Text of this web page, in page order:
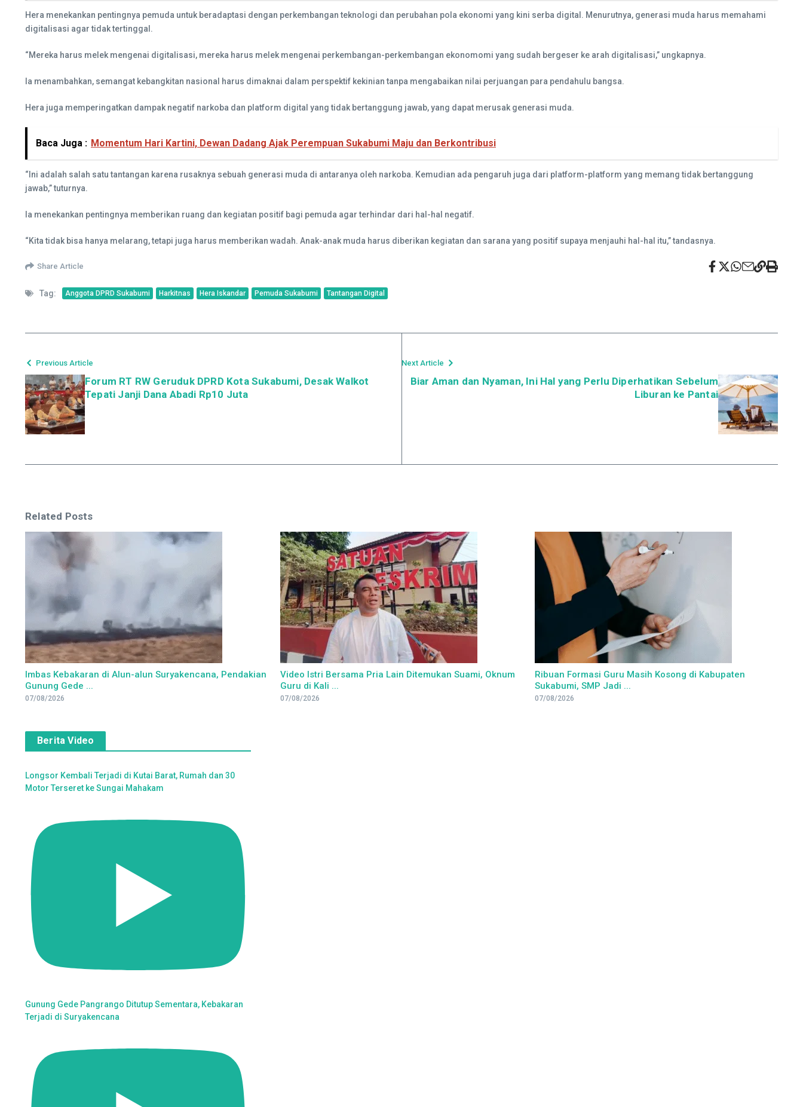
Hera menekankan pentingnya pemuda untuk beradaptasi dengan perkembangan teknologi dan perubahan pola ekonomi yang kini serba digital. Menurutnya, generasi muda harus memahami
digitalisasi agar tidak tertinggal.
“Mereka harus melek mengenai digitalisasi, mereka harus melek mengenai perkembangan-perkembangan ekonomomi yang sudah bergeser ke arah digitalisasi,” ungkapnya.
Ia menambahkan, semangat kebangkitan nasional harus dimaknai dalam perspektif kekinian tanpa mengabaikan nilai perjuangan para pendahulu bangsa.
Hera juga memperingatkan dampak negatif narkoba dan platform digital yang tidak bertanggung jawab, yang dapat merusak generasi muda.
Baca Juga : Momentum Hari Kartini, Dewan Dadang Ajak Perempuan Sukabumi Maju dan Berkontribusi
“Ini adalah salah satu tantangan karena rusaknya sebuah generasi muda di antaranya oleh narkoba. Kemudian ada pengaruh juga dari platform-platform yang memang tidak bertanggung
jawab,” tuturnya.
Ia menekankan pentingnya memberikan ruang dan kegiatan positif bagi pemuda agar terhindar dari hal-hal negatif.
“Kita tidak bisa hanya melarang, tetapi juga harus memberikan wadah. Anak-anak muda harus diberikan kegiatan dan sarana yang positif supaya menjauhi hal-hal itu,” tandasnya.
Share Article
Tag: Anggota DPRD Sukabumi Harkitnas Hera Iskandar Pemuda Sukabumi Tantangan Digital
Previous Article
Forum RT RW Geruduk DPRD Kota Sukabumi, Desak Walkot
Tepati Janji Dana Abadi Rp10 Juta
Next Article
Biar Aman dan Nyaman, Ini Hal yang Perlu Diperhatikan Sebelum
Liburan ke Pantai
Related Posts
Imbas Kebakaran di Alun-alun Suryakencana, Pendakian
Gunung Gede ...
07/08/2026
Video Istri Bersama Pria Lain Ditemukan Suami, Oknum
Guru di Kali ...
07/08/2026
Ribuan Formasi Guru Masih Kosong di Kabupaten
Sukabumi, SMP Jadi ...
07/08/2026
Berita Video
Longsor Kembali Terjadi di Kutai Barat, Rumah dan 30
Motor Terseret ke Sungai Mahakam
Gunung Gede Pangrango Ditutup Sementara, Kebakaran
Terjadi di Suryakencana